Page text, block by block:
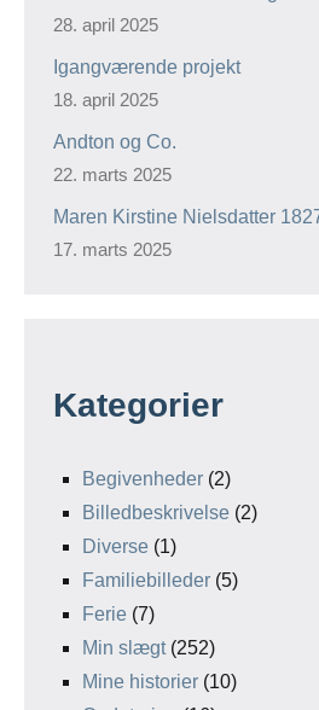
28. april 2025
Igangværende projekt
18. april 2025
Andton og Co.
22. marts 2025
Maren Kirstine Nielsdatter
17. marts 2025
Kategorier
Begivenheder (2)
Billedbeskrivelse (2)
Diverse (1)
Familiebilleder (5)
Ferie (7)
Min slægt(252)
Mine historier (10)